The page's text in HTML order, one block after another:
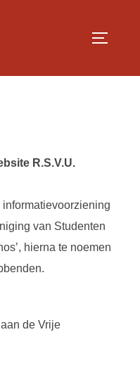
R.S.V.U.
van Studenten
hierna te noemen
de Vrije